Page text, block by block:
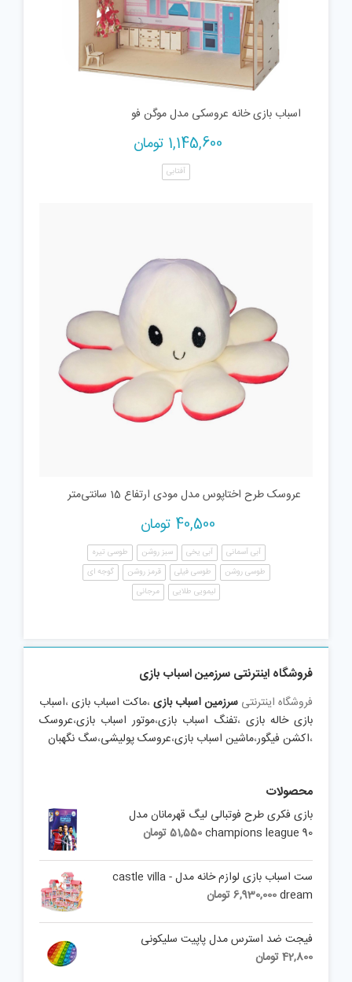
اسباب بازی خانه عروسکی مدل موگن فو
1,145,600 تومان
آفتابی
عروسک طرح اختاپوس مدل مودی ارتفاع 15 سانتی‌متر
40,500 تومان
آبی آسمانی آبی یخی سبز روشن
طوسی تیره
طوسی روشن
طوسی فیلی قرمز روشن
گوجه ای
لیمویی طلایی
مرجانی
فروشگاه اینترنتی سرزمین اسباب بازی
فروشگاه اینترنتی سرزمین اسباب بازی،ماکت اسباب بازی،اسباب
بازی خاله بازی ،تفنگ اسباب بازی،موتور اسباب بازی،عروسک
،اکشن فیگور،ماشین اسباب بازی،عروسک پولیشی،سگ نگهبان
محصولات
بازی فکری طرح فوتبالی لیگ قهرمانان مدل
champions league 90
51,550تومان
ست اسباب بازی لوازم خانه مدل castle villa -
dream
6,930,000تومان
فیجت ضد استرس مدل پاپیت سلیکونی
42,800تومان